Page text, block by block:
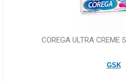
COREGA ULTRA CREME
GSK